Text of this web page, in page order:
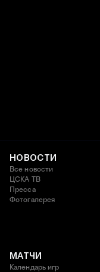
НОВОСТИ
Все новости
ЦСКА ТВ
Пресса
Фотогалерея
МАТЧИ
Календарь игр